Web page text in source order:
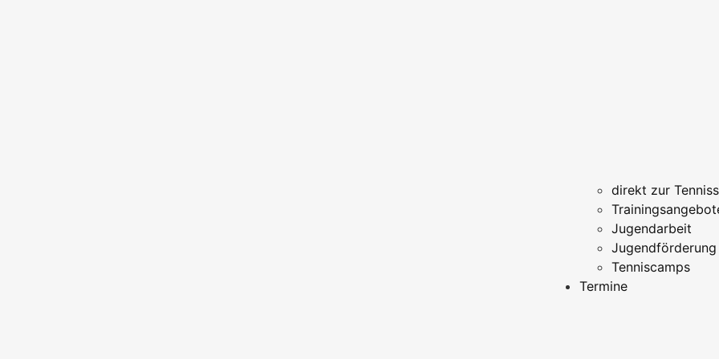
direkt zur
Jugendarbeit
Jugendförderung
Tenniscamps
Termine